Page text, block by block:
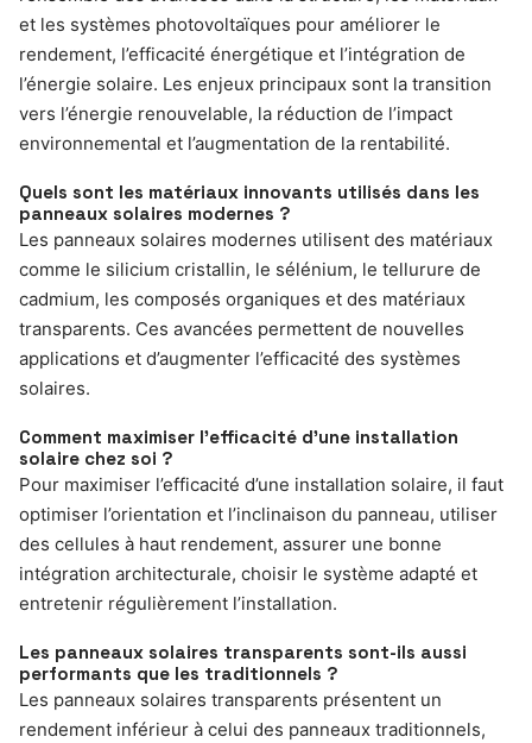
et les systèmes photovoltaïques pour améliorer le
rendement, l’efficacité énergétique et l’intégration de
l’énergie solaire. Les enjeux principaux sont la transition
vers l’énergie renouvelable, la réduction de l’impact
environnemental et l’augmentation de la rentabilité.
Quels sont les matériaux innovants utilisés dans les
panneaux solaires modernes ?
Les panneaux solaires modernes utilisent des matériaux
comme le silicium cristallin, le sélénium, le tellurure de
cadmium, les composés organiques et des matériaux
transparents. Ces avancées permettent de nouvelles
applications et d’augmenter l’efficacité des systèmes
solaires.
Comment maximiser l’efficacité d’une installation
solaire chez soi ?
Pour maximiser l’efficacité d’une installation solaire, il faut
optimiser l’orientation et l’inclinaison du panneau, utiliser
des cellules à haut rendement, assurer une bonne
intégration architecturale, choisir le système adapté et
entretenir régulièrement l’installation.
Les panneaux solaires transparents sont-ils aussi
performants que les traditionnels ?
Les panneaux solaires transparents présentent un
rendement inférieur à celui des panneaux traditionnels,